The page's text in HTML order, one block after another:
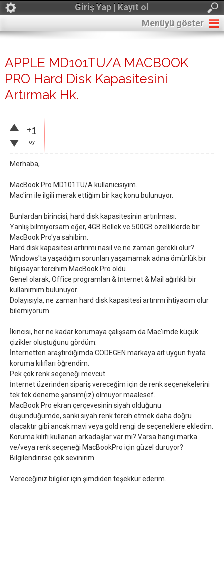
Giriş Yap | Kayıt ol
Menüyü göster
APPLE MD101TU/A MACBOOK
PRO Hard Disk Kapasitesini
Artırmak Hk.
+1
oy
Merhaba,
MacBook Pro MD101TU/A kullanıcısıyım.
Mac'im ile ilgili merak ettiğim bir kaç konu bulunuyor.
Bunlardan birincisi, hard disk kapasitesinin artırılması.
Yanlış bilmiyorsam eğer, 4GB Bellek ve 500GB özelliklerde bir
MacBook Pro'ya sahibim.
Hard disk kapasitesi artırımı nasıl ve ne zaman gerekli olur?
Windows'ta yaşadığım sorunları yaşamamak adına ömürlük bir
bilgisayar tercihim MacBook Pro oldu.
Genel olarak, Office programları & İnternet & Mail ağırlıklı bir
kullanımım bulunuyor.
Dolayısıyla, ne zaman hard disk kapasitesi artırımı ihtiyacım olur
bilemiyorum.
İkincisi, her ne kadar korumaya çalışsam da Mac'imde küçük
çizikler oluştuğunu gördüm.
İnternetten araştırdığımda CODEGEN markaya ait uygun fiyata
koruma kılıfları öğrendim.
Pek çok renk seçeneği mevcut.
İnternet üzerinden sipariş vereceğim için de renk seçenekelerini
tek tek deneme şansım(ız) olmuyor maalesef.
MacBook Pro ekran çerçevesinin siyah olduğunu
düşündüğümde, sanki siyah renk tercih etmek daha doğru
olacaktır gibi ancak mavi veya gold rengi de seçeneklere ekledim.
Koruma kılıfı kullanan arkadaşlar var mı? Varsa hangi marka
ve/veya renk seçeneği MacBookPro için güzel duruyor?
Bilgilendirirse çok sevinirim.
Vereceğiniz bilgiler için şimdiden teşekkür ederim.